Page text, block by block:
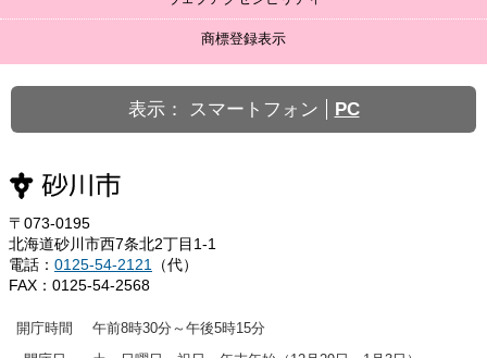
商標登録表示
表示： スマートフォン PC
〒073-0195
北海道砂川市西7条北2丁目1-1
電話： 0125-54-2121
（代）
FAX：0125-54-2568
開庁時間
午前8時30分～午後5時15分